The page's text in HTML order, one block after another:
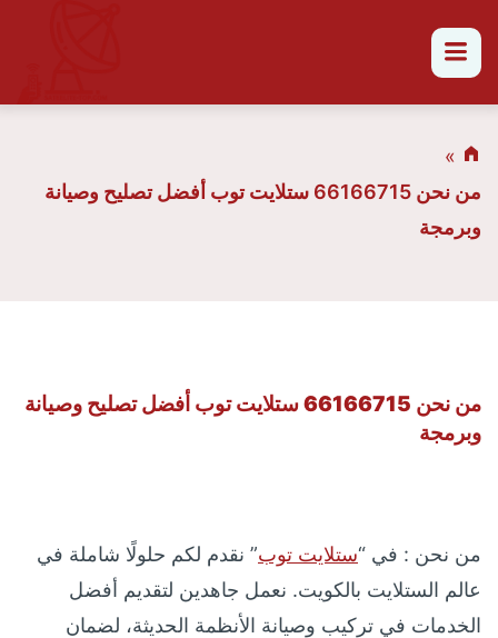
من نحن 66166715 ستلايت توب أفضل تصليح وصيانة
وبرمجة
من نحن 66166715 ستلايت توب أفضل تصليح وصيانة
وبرمجة
من نحن : في “ستلايت توب” نقدم لكم حلولًا شاملة في
عالم الستلايت بالكويت. نعمل جاهدين لتقديم أفضل
الخدمات في تركيب وصيانة الأنظمة الحديثة، لضمان